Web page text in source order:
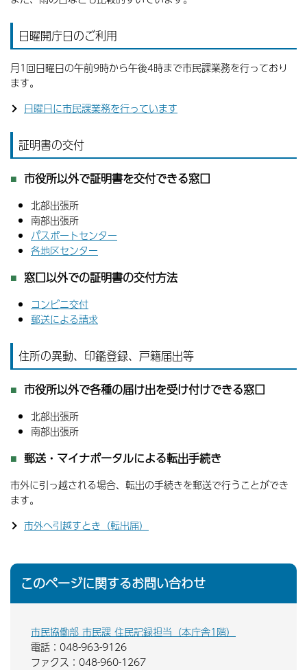
日曜開庁日のご利用
月1回日曜日の午前9時から午後4時まで市民課業務を行っており
ます。
日曜日に市民課業務を行っています
証明書の交付
市役所以外で証明書を交付できる窓口
北部出張所
南部出張所
パスポートセンター
各地区センター
窓口以外での証明書の交付方法
コンビニ交付
郵送による請求
住所の異動、印鑑登録、戸籍届出等
市役所以外で各種の届け出を受け付けできる窓口
北部出張所
南部出張所
郵送・マイナポータルによる転出手続き
市外に引っ越される場合、転出の手続きを郵送で行うことができ
ます。
市外へ引越すとき（転出届）
このページに関するお問い合わせ
市民協働部 市民課 住民記録担当（本庁舎1階）
電話：048-963-9126
ファクス：048-960-1267